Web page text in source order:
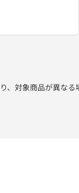
、対象商品が異なる